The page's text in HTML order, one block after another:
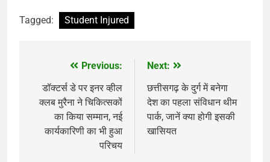
Tagged: Student Injured
navigation
Previous:
डॉक्टर्स डे पर इनर व्हील
क्लब मुरैना ने चिकित्सकों
का किया सम्मान, नई
कार्यकारिणी का भी हुआ
परिचय
Next:
छत्तीसगढ़ के दुर्ग में बनेगा
देश का पहला संविधान थीम
पार्क, जानें क्या होगी इसकी
खासियत